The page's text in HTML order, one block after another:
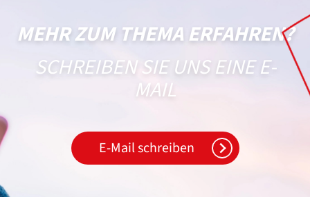
MEHR ZUM THEMA ERFAHREN?
SCHREIBEN SIE UNS EINE E-
MAIL
E-Mail schreiben